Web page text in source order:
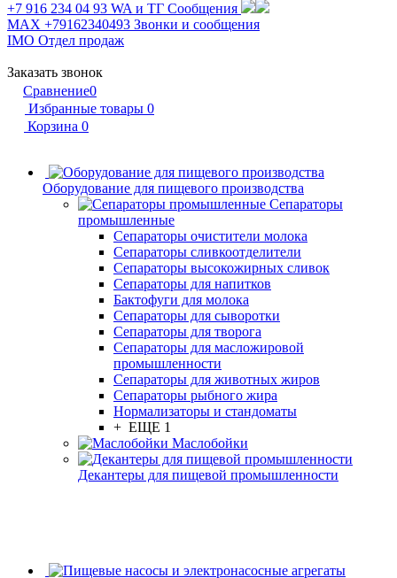
+7 916 234 04 93 WA и ТГ Сообщения
MAX +79162340493 Звонки и сообщения
IMO Отдел продаж
Заказать звонок
Сравнение0
Избранные товары 0
Корзина 0
Оборудование для пищевого производства
Сепараторы
промышленные
Сепараторы очистители молока
Сепараторы сливкоотделители
Сепараторы высокожирных сливок
Сепараторы для напитков
Бактофуги для молока
Сепараторы для сыворотки
Сепараторы для творога
Сепараторы для масложировой
промышленности
Сепараторы для животных жиров
Сепараторы рыбного жира
Нормализаторы и стандоматы
+ ЕЩЕ 1
Маслобойки
Декантеры для пищевой промышленности